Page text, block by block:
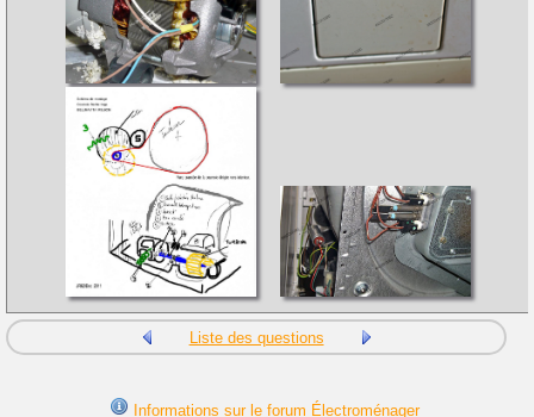
Liste des questions
Informations sur le forum Électroménager